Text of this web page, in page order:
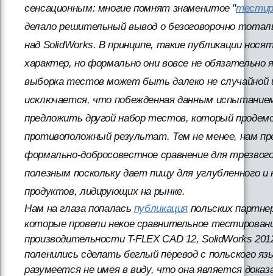
сенсационным: многие помнят знаменитое "
делало решительный вывод о безоговорочно
над SolidWorks. В принципе, такие публикации
характер, но формально они вовсе не
выборка тестов может быть далеко не случайной
исключается, что побежденная данным
предложить другой набор тестов, который
противоположный результат. Тем не менее, нам
формально-добросовестное сравнение для
полезным поскольку дает пищу для углубленного и
продуктов, лидирующих на рынке.
Нам на глаза попалась публикация польских
которые провели некое сравнительное
производительности T-FLEX CAD 12, SolidWorks
поленились сделать беглый перевод с польского
разумеется не имея в виду, что она является